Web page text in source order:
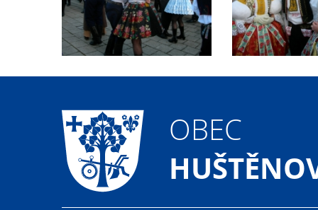
OBEC